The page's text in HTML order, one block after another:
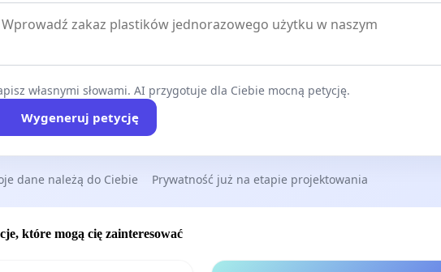
własnymi słowami. AI przygotuje dla Ciebie mocną petycję.
Wygeneruj petycję
dane należą do Ciebie Prywatność już na etapie projektowania
które mogą cię zainteresować